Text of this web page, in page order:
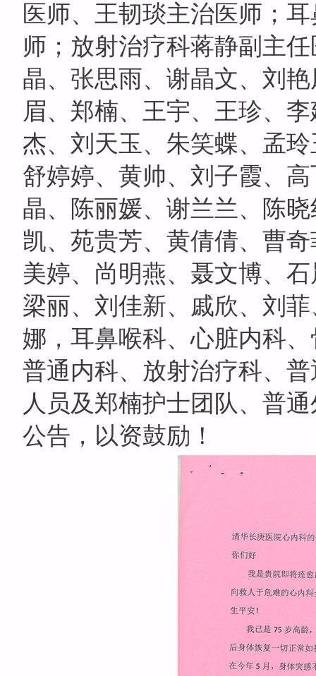
医师、王韧琰主治医师；
师；放射治疗科蒋静副主
晶、张思雨、谢晶文、刘
眉、郑楠、王宇、王珍、
杰、刘天玉、朱笑蝶、孟
舒婷婷、黄帅、刘子霞、
晶、陈丽媛、谢兰兰、陈
凯、苑贵芳、黄倩倩、曹
美婷、尚明燕、聂文博、
梁丽、刘佳新、戚欣、刘
娜，耳鼻喉科、心脏内科
普通内科、放射治疗科、
人员及郑楠护士团队、普
公告，以资鼓励！